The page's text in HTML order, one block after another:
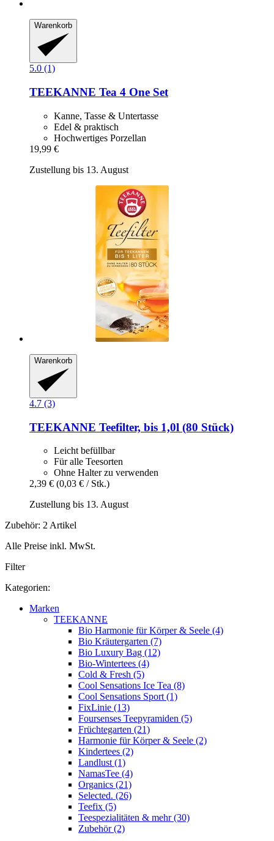
Warenkorb
5.0 (1)
TEEKANNE Tea 4 One Set
Kanne, Tasse & Untertasse
Edel & praktisch
Hochwertiges Porzellan
19,99 €
Zustellung bis 13. August
Warenkorb
4.7 (3)
TEEKANNE Teefilter, bis 1,0l (80 Stück)
Leicht befüllbar
Für alle Teesorten
Ohne Halter zu verwenden
2,39 € (0,03 € / Stk.)
Zustellung bis 13. August
Zubehör: 2 Artikel
Alle Preise inkl. MwSt.
Filter
Kategorien:
Marken
TEEKANNE
Bio Harmonie für Körper & Seele (4)
Bio Kräutergarten (7)
Bio Luxury Bag (12)
Bio-Wintertees (4)
Cold & Fresh (5)
Cool Sensations Ice Tea (8)
Cool Sensations Sport (1)
FixLinie (13)
Foursenses Teepyramiden (5)
Früchtegarten (21)
Harmonie für Körper & Seele (2)
Kindertees (2)
Landlust (1)
NamasTee (4)
Organics (21)
Selected. (26)
Teefix (5)
Teespezialitäten & mehr (30)
Zubehör (2)